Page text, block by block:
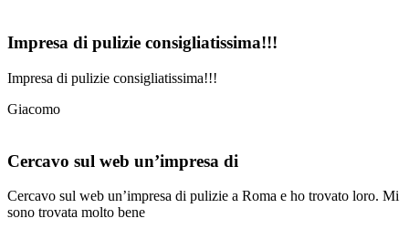
Impresa di pulizie consigliatissima!!!
Impresa di pulizie consigliatissima!!!
Giacomo
Cercavo sul web un’impresa di
Cercavo sul web un’impresa di pulizie a Roma e ho trovato loro. Mi
sono trovata molto bene